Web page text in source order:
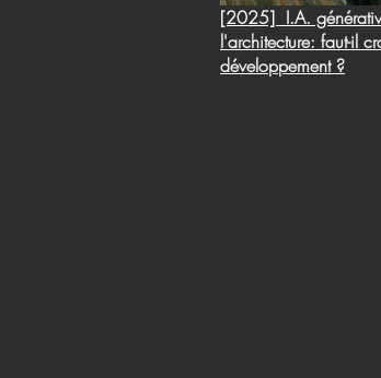
[2025] I.A.
l'architecture: faut-il
développement ?